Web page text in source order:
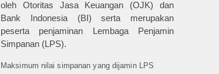
oleh Otoritas Jasa Keuangan (OJK) dan
Bank Indonesia (BI) serta merupakan
peserta penjaminan Lembaga Penjamin
Simpanan (LPS).
Maksimum nilai simpanan yang dijamin LPS